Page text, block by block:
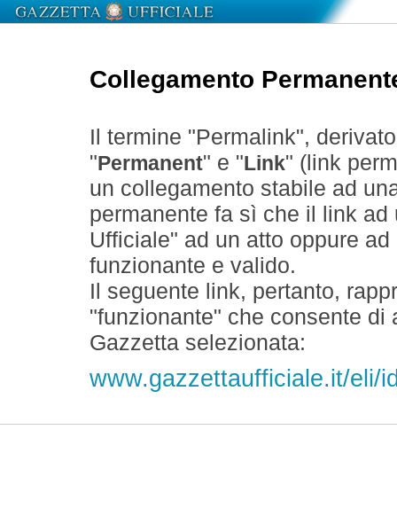
Collegamento
Il termine "Permalink",
" Permanent" e " Link" (link
un collegamento stabile ad
permanente fa sì che il link
Ufficiale" ad un atto oppure
funzionante e valido.
Il seguente link, pertanto,
"funzionante" che consente
Gazzetta selezionata:
www.gazzettaufficiale.it/eli/